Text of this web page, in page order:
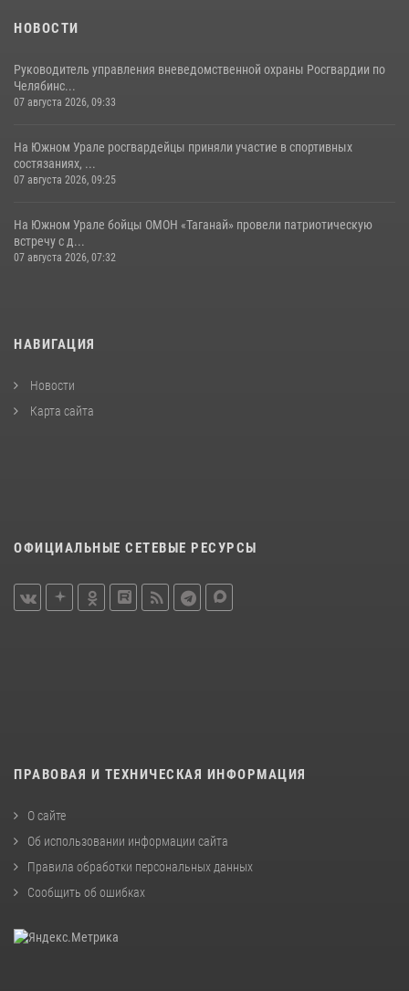
НОВОСТИ
Руководитель управления вневедомственной охраны Росгвардии по
Челябинс...
07 августа 2026, 09:33
На Южном Урале росгвардейцы приняли участие в спортивных
состязаниях, ...
07 августа 2026, 09:25
На Южном Урале бойцы ОМОН «Таганай» провели патриотическую
встречу с д...
07 августа 2026, 07:32
НАВИГАЦИЯ
Новости
Карта сайта
ОФИЦИАЛЬНЫЕ СЕТЕВЫЕ РЕСУРСЫ
ПРАВОВАЯ И ТЕХНИЧЕСКАЯ ИНФОРМАЦИЯ
О сайте
Об использовании информации сайта
Правила обработки персональных данных
Сообщить об ошибках